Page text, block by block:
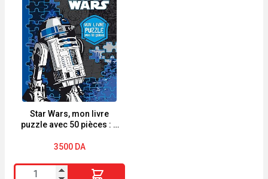
1055
BLACK
édition
Jimmy
choo
Star Wars, mon livre
puzzle avec 50 pièces : 5
3500 DA
quantité